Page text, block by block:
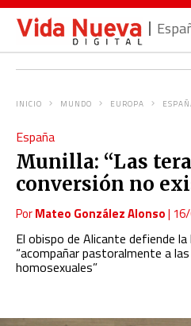
INICIO MUNDO EUROPA
España
Munilla: “Las
conversión no
PorMateo González Alonso|
El obispo de Alicante defiende
“acompañar pastoralmente a
homosexuales”